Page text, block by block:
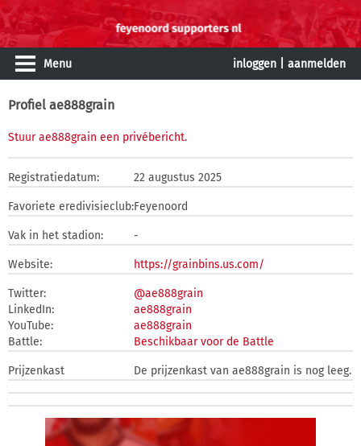
Menu inloggen aanmelden
Profiel ae888grain
Stuur ae888grain een privébericht.
Registratiedatum: 22 augustus 2025
Favoriete eredivisieclub:Feyenoord
Vak in het stadion: -
Website: https://grainbins.us.com/
Twitter:
@ae888grain
LinkedIn:
ae888grain
YouTube:
ae888grain
Battle:
Beschikbaar voor de Battle
Prijzenkast De prijzenkast van ae888grain is nog leeg.